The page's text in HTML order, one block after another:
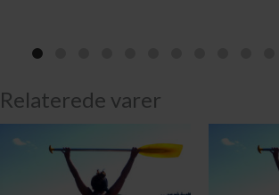
Relaterede varer